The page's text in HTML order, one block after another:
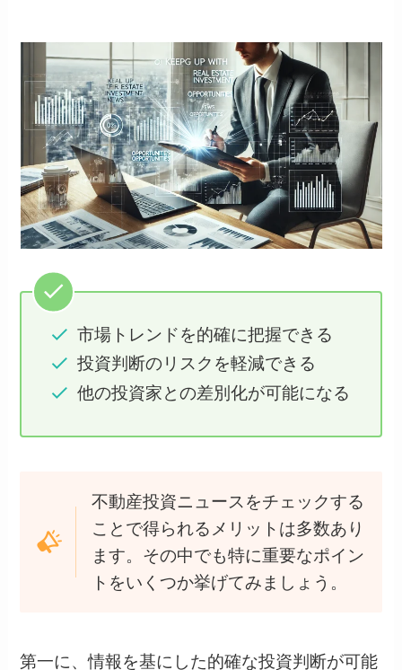
市場トレンドを的確に把握できる
投資判断のリスクを軽減できる
他の投資家との差別化が可能になる
不動産投資ニュースをチェックする
ことで得られるメリットは多数あり
ます。その中でも特に重要なポイン
トをいくつか挙げてみましょう。
第一に、情報を基にした的確な投資判断が可能